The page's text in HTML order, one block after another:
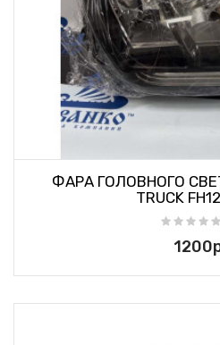
ФАРА ГОЛОВНОГО
TRUCK